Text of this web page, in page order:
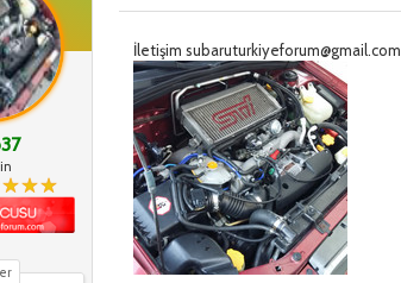
İletişim subaruturkiyeforum@gmail.com